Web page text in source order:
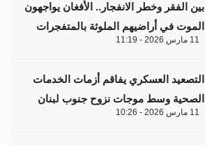
بين الفقر وخطر الانفجار.. الأفغان يواجهون
الموت في أراضيهم الملوثة بالمتفجرات
11 مارس 2026 - 11:19
التصعيد العسكري يفاقم أزمات الخدمات
الصحية وسط موجات نزوح جنوب لبنان
11 مارس 2026 - 10:26